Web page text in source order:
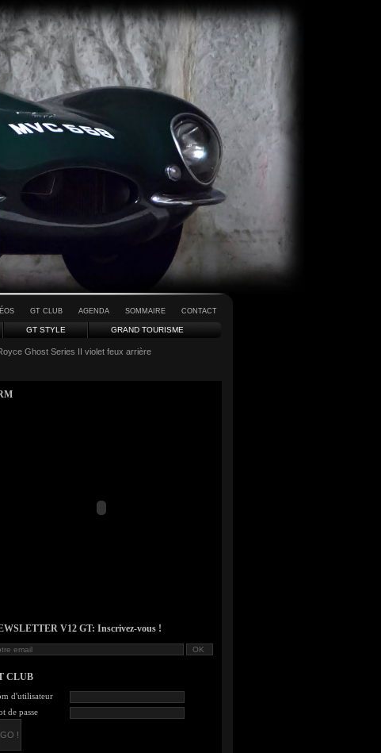
GT CLUB AGENDA SOMMAIRE CONTACT
GT STYLE GRAND TOURISME
Ghost Series II violet feux arrière
V12 GT: Inscrivez-vous !
CLUB
d'utilisateur
de passe